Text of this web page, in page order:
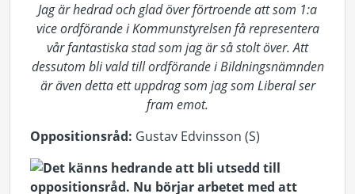
Jag är hedrad och glad över förtroende att som 1:a
vice ordförande i Kommunstyrelsen få representera
vår fantastiska stad som jag är så stolt över. Att
dessutom bli vald till ordförande i Bildningsnämnden
är även detta ett uppdrag som jag som Liberal ser
fram emot.
Oppositionsråd: Gustav Edvinsson (S)